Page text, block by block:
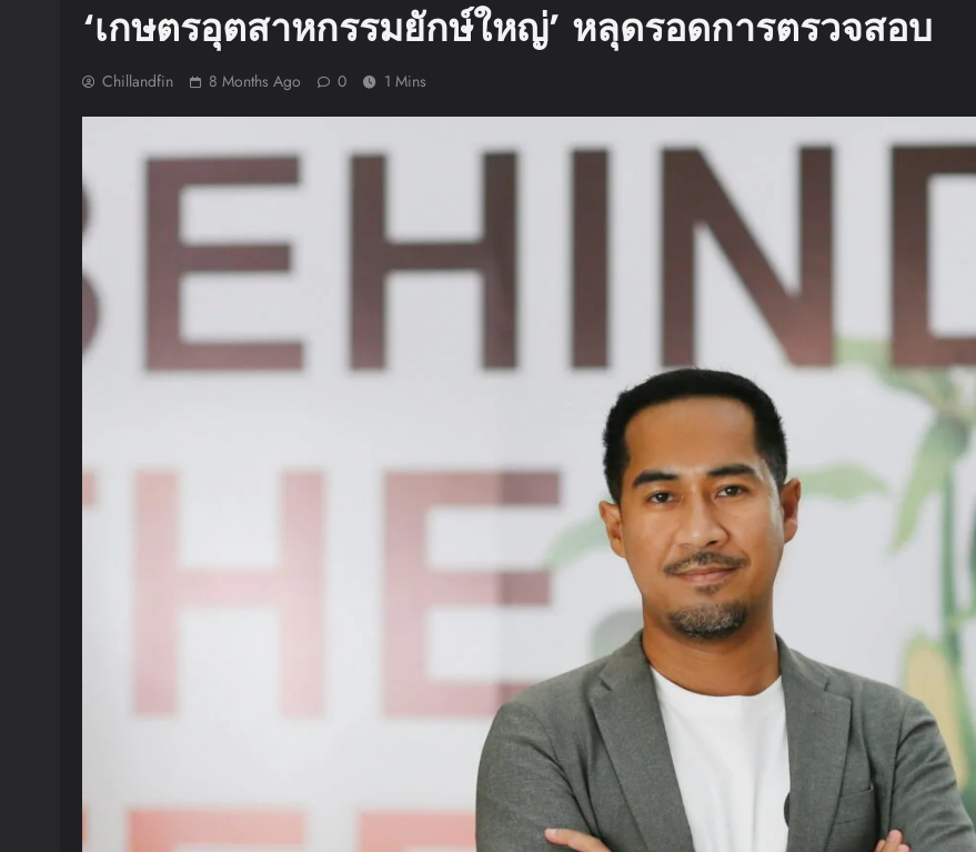
‘เกษตรอุตสาหกรรมยักษ์ใหญ่’ หลุดรอดการตรวจสอบ
Chillandfin 8 Months Ago 0 1 Mins